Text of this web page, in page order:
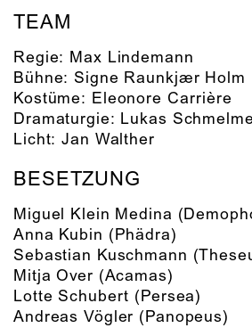
TEAM
Regie: Max Lindemann
Bühne: Signe Raunkjær Holm
Kostüme: Eleonore Carrière
Dramaturgie: Lukas
Licht:Jan Walther
BESETZUNG
Miguel Klein Medina
Anna Kubin (Phädra)
Sebastian Kuschmann
Mitja Over (Acamas)
Lotte Schubert (Persea)
Andreas Vögler (Panopeus)